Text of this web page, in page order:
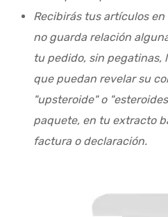
Recibirás tus artículos
no guarda relación
tu pedido, sin pegatinas,
que puedan revelar su
"upsteroide" o
paquete, en tu extracto
factura o declaración.